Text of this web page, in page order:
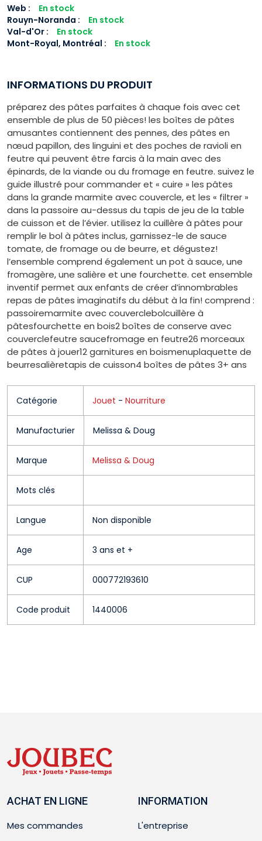
Web :
En stock
Rouyn-Noranda :
En stock
Val-d'Or :
En stock
Mont-Royal, Montréal : En stock
INFORMATIONS DU PRODUIT
préparez des pâtes parfaites à chaque fois avec cet
ensemble de plus de 50 pièces! les boîtes de pâtes
amusantes contiennent des pennes, des pâtes en
nœud papillon, des linguini et des poches de ravioli en
feutre qui peuvent être farcis à la main avec des
épinards, de la viande ou du fromage en feutre. suivez le
guide illustré pour commander et « cuire » les pâtes
dans la grande marmite avec couvercle, et les « filtrer »
dans la passoire au-dessus du tapis de jeu de la table
de cuisson et de l’évier. utilisez la cuillère à pâtes pour
remplir le bol à pâtes inclus, garnissez-le de sauce
tomate, de fromage ou de beurre, et dégustez!
l’ensemble comprend également un pot à sauce, une
fromagère, une salière et une fourchette. cet ensemble
inventif permet aux enfants de créer d’innombrables
repas de pâtes imaginatifs du début à la fin! comprend :
passoiremarmite avec couverclebolcuillère à
pâtesfourchette en bois2 boîtes de conserve avec
couverclefeutre saucefromage en feutre26 morceaux
de pâtes à jouer12 garnitures en boismenuplaquette de
beurresalièretapis de cuisson4 boîtes de pâtes 3+ ans
Catégorie Jouet - Nourriture
Manufacturier Melissa & Doug
Marque Melissa & Doug
Mots clés
Langue Non disponible
Age 3 ans et +
CUP 000772193610
Code produit 1440006
ACHAT EN LIGNE
Mes commandes
INFORMATION
L'entreprise